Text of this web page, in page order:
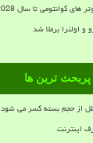
کوانتومی تا سال 2028
پربحث ترین ها
از حجم بسته کسر می شود
اینترنت